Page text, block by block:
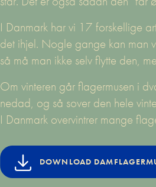
I Danmark har vi 17 forskellige
det ihjel. Nogle gange kan man
så må man ikke selv flytte den,
Om vinteren går flagermusen i
nedad, og så sover den hele
I Danmark overvintrer mange
DOWNLOAD